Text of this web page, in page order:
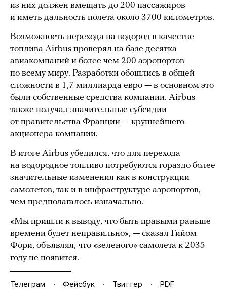
из них должен вмещать до 200 пассажиров
и иметь дальность полета около 3700 километров.
Возможность перехода на водород в качестве
топлива Airbus проверял на базе десятка
авиакомпаний и более чем 200 аэропортов
по всему миру. Разработки обошлись в общей
сложности в 1,7 миллиарда евро — в основном это
были собственные средства компании. Airbus
также получал значительные субсидии
от правительства Франции — крупнейшего
акционера компании.
В итоге Airbus убедился, что для перехода
на водородное топливо потребуются гораздо более
значительные изменения как в конструкции
самолетов, так и в инфраструктуре аэропортов,
чем предполагалось изначально.
«Мы пришли к выводу, что быть правыми раньше
времени будет неправильно», — сказал Гийом
Фори, объявляя, что «зеленого» самолета к 2035
году не появится.
Телеграм Фейсбук Твиттер
PDF